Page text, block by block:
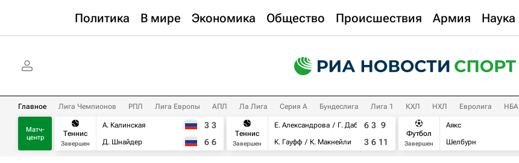
Политика В мире Экономика Общество Происшествия Армия Наука
Главное Лига Чемпионов РПЛ Лига Европы АПЛ Ла Лига Серия А Бундеслига Лига 1 КХЛ НХЛ Евролига НБА
Матч-
центр
Теннис
Завершен
А. Калинская
Д. Шнайдер
3 3
6 6
Теннис
Завершен
Е. Александрова
Г. Дабровски
К. Гауфф
К. Макнейли
6 3 9
3 6 11
Футбол
Завершен
Аякс
Шелбурн